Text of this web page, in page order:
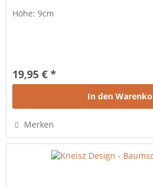
Höhe: 9cm
19,95 € *
In den
Merken